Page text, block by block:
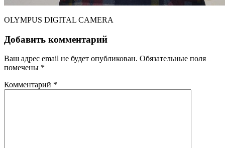
OLYMPUS DIGITAL CAMERA
Добавить комментарий
Ваш адрес email не будет опубликован. Обязательные поля
помечены *
Комментарий *